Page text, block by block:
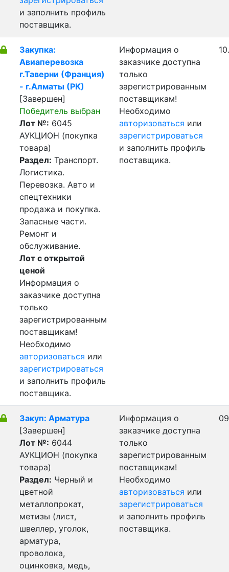
и заполнить профиль
поставщика.
Закупка:
Авиаперевозка
г.Таверни (Франция)
- г.Алматы (РК)
[Завершен]
Победитель выбран
Лот №: 6045
АУКЦИОН (покупка
товара)
Раздел: Транспорт.
Логистика.
Перевозка. Авто и
спецтехники
продажа и покупка.
Запасные части.
Ремонт и
обслуживание.
Лот с открытой
ценой
Информация о
заказчике доступна
только
зарегистрированным
поставщикам!
Необходимо
авторизоваться или
зарегистрироваться
и заполнить профиль
поставщика.
Информация о
заказчике доступна
только
зарегистрированным
поставщикам!
Необходимо
авторизоваться или
зарегистрироваться
и заполнить профиль
поставщика.
Закуп: Арматура
[Завершен]
Лот №: 6044
АУКЦИОН (покупка
товара)
Раздел: Черный и
цветной
металлопрокат,
метизы (лист,
швеллер, уголок,
арматура,
проволока,
оцинковка, медь,
Информация о
заказчике доступна
только
зарегистрированным
поставщикам!
Необходимо
авторизоваться или
зарегистрироваться
и заполнить профиль
поставщика.